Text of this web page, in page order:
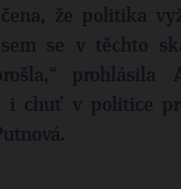
že politika
se v těchto
prohlásila
i chuť v politice